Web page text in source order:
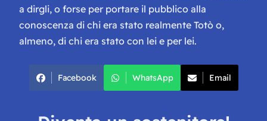
a dirgli, o forse per portare il pubblico alla
conoscenza di chi era stato realmente Totò o,
almeno, di chi era stato con lei e per lei.
Facebook WhatsApp Email